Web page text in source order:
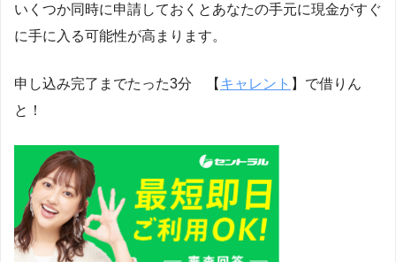
いくつか同時に申請しておくとあなたの手元に現金がすぐ
に手に入る可能性が高まります。
申し込み完了までたった3分 【 キャレント 】で借りん
と！